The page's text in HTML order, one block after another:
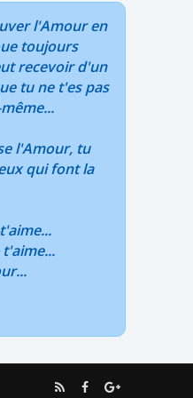
l'Amour en
toujours
recevoir d'un
tu ne t'es pas
l'Amour, tu
qui font la